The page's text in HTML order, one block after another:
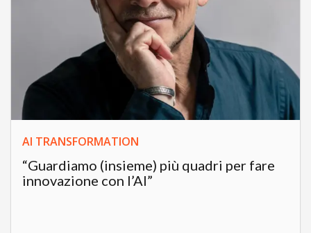
AI TRANSFORMATION
“Guardiamo (insieme) più quadri per fare
innovazione con l’AI”